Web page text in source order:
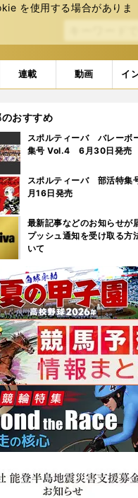
を使⽤する場合がありま
連載 動画 イ
合は絶対に外さない」
おすすめ
スポルティーバ バレーボ
集号 Vol.4 6月30日発売
スポルティーバ 部活特
月16日発売
最新記事などのお知らせが
プッシュ通知を受け取る方
いて